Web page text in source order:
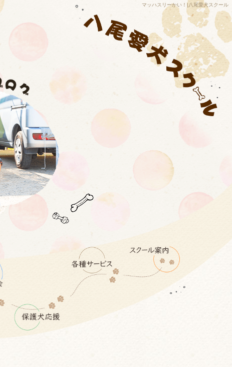
マッハスリーかい！|八尾愛犬スクール